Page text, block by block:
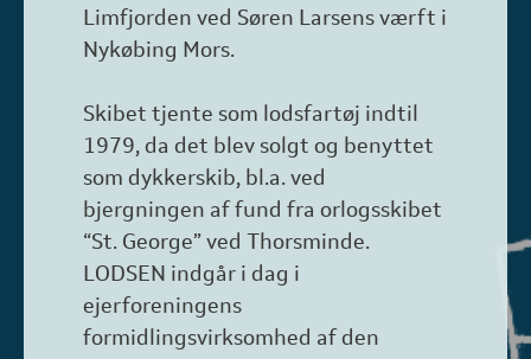
Limfjorden ved Søren Larsens værft i
Nykøbing Mors.
Skibet tjente som lodsfartøj indtil
1979, da det blev solgt og benyttet
som dykkerskib, bl.a. ved
bjergningen af fund fra orlogsskibet
“St. George” ved Thorsminde.
LODSEN indgår i dag i
ejerforeningens
formidlingsvirksomhed af den